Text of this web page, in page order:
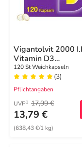
Vigantolvit 2000
Vitamin D3
Weichkapseln
120 St Weichkapseln
(3)
Pflichtangaben
UVP1 17,99 €
13,79 €
(638,43 €/1 kg)